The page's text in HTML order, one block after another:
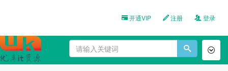
开通VIP 注册 登录